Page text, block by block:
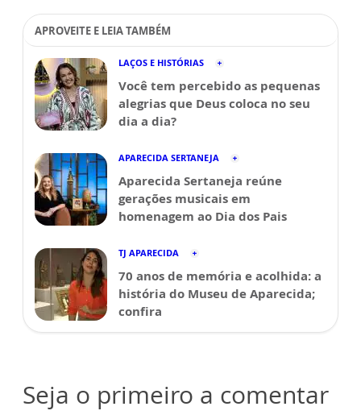
APROVEITE E LEIA TAMBÉM
LAÇOS E HISTÓRIAS
Você tem percebido as pequenas
alegrias que Deus coloca no seu
dia a dia?
APARECIDA SERTANEJA
Aparecida Sertaneja reúne
gerações musicais em
homenagem ao Dia dos Pais
TJ APARECIDA
70 anos de memória e acolhida: a
história do Museu de Aparecida;
confira
Seja o primeiro a comentar